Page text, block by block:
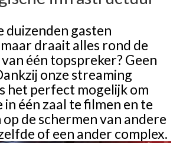
duizenden gasten
draait alles rond de
één topspreker? Geen
onze streaming
het perfect mogelijk om
in één zaal te filmen en te
de schermen van andere
of een ander complex.